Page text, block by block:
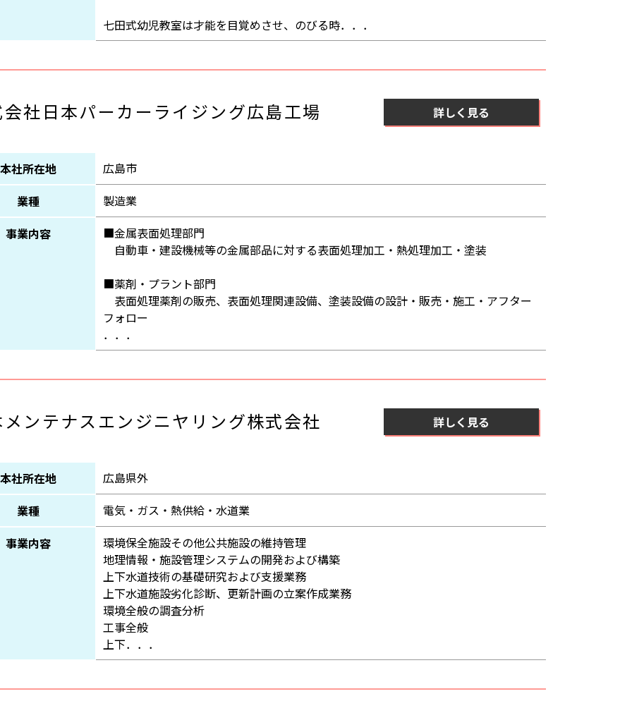
七田式幼児教室は才能を目覚めさせ、のびる時．．．
社日本パーカーライジング広島工場 詳しく見る
本社所在地
広島市
業種
製造業
事業内容
■金属表面処理部門
自動車・建設機械等の金属部品に対する表面処理加工・熱処理加工・塗装
■薬剤・プラント部門
表面処理薬剤の販売、表面処理関連設備、塗装設備の設計・販売・施工・アフター
フォロー
．．．
ンテナスエンジニヤリング株式会社 詳しく見る
本社所在地
広島県外
業種
電気・ガス・熱供給・水道業
事業内容
環境保全施設その他公共施設の維持管理
地理情報・施設管理システムの開発および構築
上下水道技術の基礎研究および支援業務
上下水道施設劣化診断、更新計画の立案作成業務
環境全般の調査分析
工事全般
上下．．．